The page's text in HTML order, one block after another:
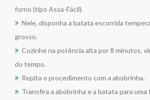
forno (tipo Assa-Fácil).
Nele, disponha a batata escorrida
grosso.
Cozinhe na potência alta por 8 minutos,
do tempo.
Repita o procedimento com a abobrinha.
Transfira a abobrinha e a batata para uma